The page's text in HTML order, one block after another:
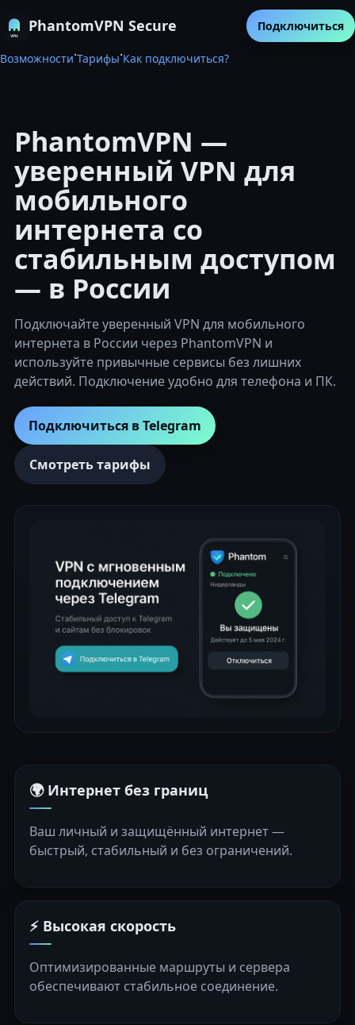
PhantomVPN Secure
Возможности·Тарифы·Как подключиться?
Подключиться
PhantomVPN —
уверенный VPN для
мобильного
интернета со
стабильным доступом
— в России
Подключайте уверенный VPN для мобильного
интернета в России через PhantomVPN и
используйте привычные сервисы без лишних
действий. Подключение удобно для телефона и ПК.
Подключиться в Telegram
Смотреть тарифы
🌍 Интернет без границ
Ваш личный и защищённый интернет —
быстрый, стабильный и без ограничений.
⚡ Высокая скорость
Оптимизированные маршруты и сервера
обеспечивают стабильное соединение.